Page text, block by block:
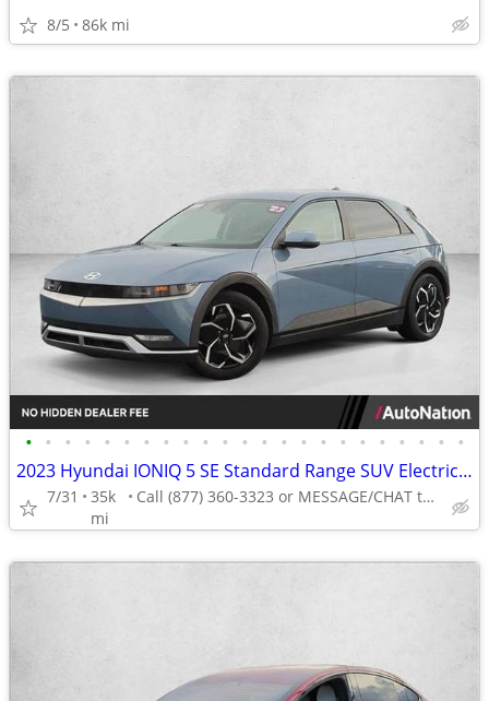
8/5 86k mi
• • • • • • • • • • • • • • • • • • • • • • •
2023 Hyundai IONIQ 5 SE Standard Range SUV Electric AUTONATION
7/31
35k
mi
Call (877) 360-3323 or MESSAGE/CHAT to confirm availability